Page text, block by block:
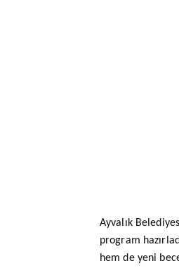
Ayvalık
program
hem de yeni